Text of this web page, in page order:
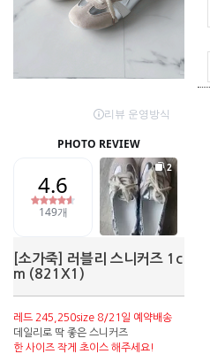
[소가죽] 러블리 스니커즈 1c
m (821X1)
레드 245,250size 8/21일 예약배송
데일리로 딱 좋은 스니커즈
한 사이즈 작게 초이스 해주세요!